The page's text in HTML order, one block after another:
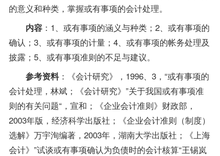
的意义和种类，掌握或有事项的会计处理。
内容：1、或有事项的涵义与种类；2、或有事项的
确认；3、或有事项的计量；4、或有事项的帐务处理及
披露；5、或有事项准则的不足与建议。
参考资料：《会计研究》，1996、3，“或有事项的
会计处理，林斌；《会计研究》”关于我国或有事项准
则的有关问题“，宣和；《企业会计准则》财政部，
2003年版，经济科学出版社；《企业会计准则（制度）
选解》万宇洵编著，2003年，湖南大学出版社；《上海
会计》”试谈或有事项确认为负债时的会计核算“王锡岚